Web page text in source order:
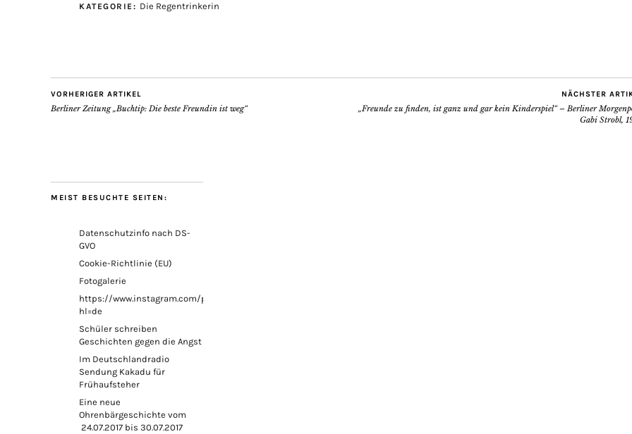
KATEGORIE: Die Regentrinkerin
VORHERIGER ARTIKEL
Berliner Zeitung „Buchtip: Die beste Freundin ist weg“
NÄCHSTER
„Freunde zu finden, ist ganz und gar kein Kinderspiel“ – Berliner
Gabi Strobl,
MEIST BESUCHTE SEITEN:
Datenschutzinfo nach DS-
GVO
Cookie-Richtlinie (EU)
Fotogalerie
https://www.instagram.com/petricknina/?
hl=de
Schüler schreiben
Geschichten gegen die Angst
Im Deutschlandradio
Sendung Kakadu für
Frühaufsteher
Eine neue
Ohrenbärgeschichte vom
24.07.2017 bis 30.07.2017